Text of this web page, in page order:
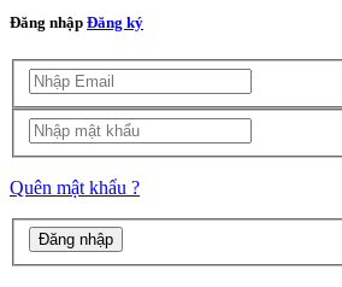
Đăng nhập Đăng ký
Quên mật khẩu ?